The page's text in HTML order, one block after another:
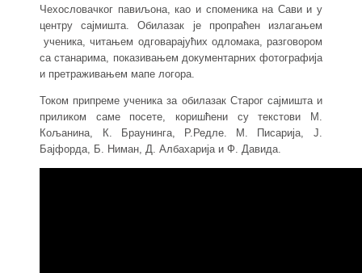
Чехословачког павиљона, као и споменика на Сави и у
центру сајмишта. Обилазак је пропраћен излагањем
ученика, читањем одговарајућих одломака, разговором
са станарима, показивањем документарних фотографија
и претраживањем мапе логора.
Током припреме ученика за обилазак Старог сајмишта и
приликом саме посете, коришћени су текстови М.
Кољанина, К. Браунинга, Р.Редле. М. Писарија, Ј.
Бајфорда, Б. Ниман, Д. Албахарија и Ф. Давида.